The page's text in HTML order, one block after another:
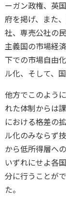
ーガン政権、英
府を掲げ、また
社、専売公社の
主義国の市場経
下での市場自由
ル化、そして、
他方でこのよう
れた体制からは
における格差の
ル化のみならず
から低所得層へ
いずれにせよ各
分に行うことが
た。